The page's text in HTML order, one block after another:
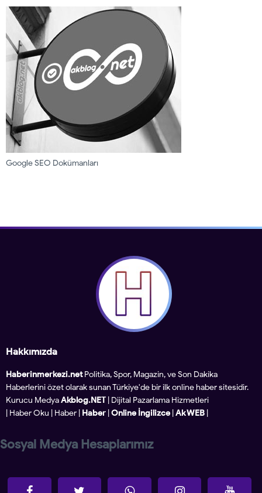
Google SEO Dokümanları
Hakkımızda
Haberinmerkezi.netPolitika, Spor, Magazin, ve Son Dakika
Haberlerini özet olarak sunan Türkiye'de bir ilk online haber sitesidir.
Kurucu MedyaAkblog.NET | Dijital Pazarlama Hizmetleri
Haber Oku Haber Haber Online İngilizce Ak WEB
Sosyal Medya Hesaplarımız